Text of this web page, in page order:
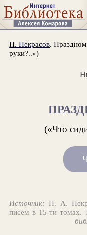
Н. Некрасов.
руки?..»)
(«Что
Источник: Н. А.
писем в 15-ти томах.